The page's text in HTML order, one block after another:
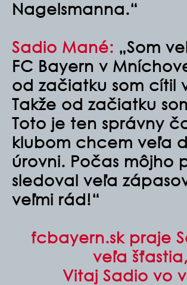
Nagelsmanna.“
Sadio Mané: „Som
FC Bayern v
od začiatku som cítil
Takže od začiatku
Toto je ten správny
klubom chcem veľa
úrovni. Počas môjho
sledoval veľa
veľmi rád!“
fcbayern.sk praje
veľa
Vitaj Sadio vo